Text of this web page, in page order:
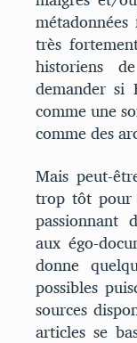
très
historiens
demander si
comme une
comme des
Mais peut-
trop tôt pour
passionnant
aux égo-
donne
possibles
sources
articles se